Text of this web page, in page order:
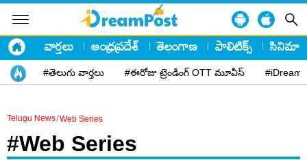
వార్తలు ఆంధ్రప్రదేశ్ తెలంగాణ పాలిటిక్స్ సినిమా
#తెలుగు వార్తలు #ఈరోజు ట్రెండింగ్ OTT మూవీస్
Telugu News/Web Series
#Web Series